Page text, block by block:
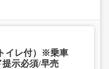
示が出た場合は、
イレ付）※乗車
提示必須/早売